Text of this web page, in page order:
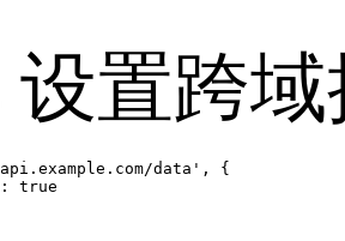
设置跨
data', {
true